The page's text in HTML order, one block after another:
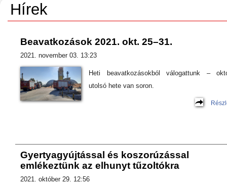
Hírek
Beavatkozások 2021. okt. 25–31.
2021. november 03. 13:23
Heti beavatkozásokból válogattunk –
utolsó hete van soron.
Gyertyagyújtással és koszorúzással
emlékeztünk az elhunyt tűzoltókra
2021. október 29. 12:56